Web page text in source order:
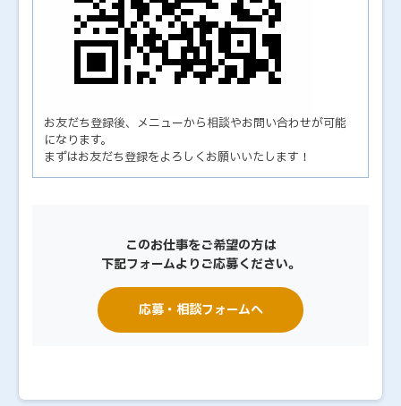
お友だち登録後、メニューから相談やお問い合わせが可能
になります。
まずはお友だち登録をよろしくお願いいたします！
このお仕事をご希望の方は
下記フォームよりご応募ください。
応募・相談フォームへ